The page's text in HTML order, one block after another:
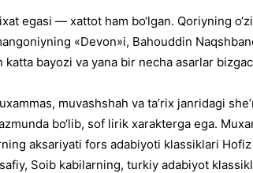
egasi — xattot ham bo‘lgan. Qoriyning
«Devon»i, Bahouddin
katta bayozi va yana bir necha asarlar
muvashshah va ta’rix janridagi
bo‘lib, sof lirik xarakterga ega.
aksariyati fors adabiyoti klassiklari
Soib kabilarning, turkiy adabiyot